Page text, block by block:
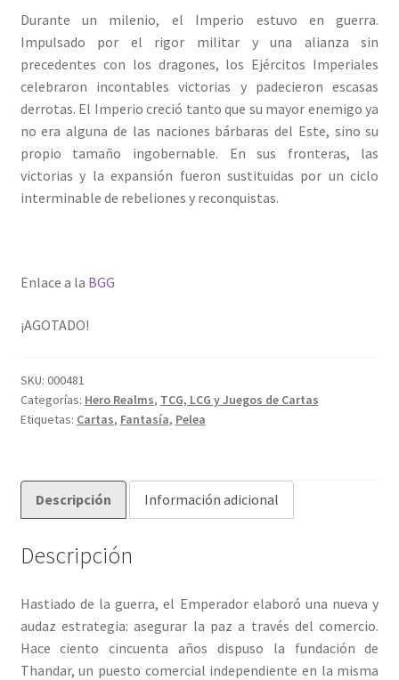
Durante un milenio, el Imperio estuvo en guerra.
Impulsado por el rigor militar y una alianza sin
precedentes con los dragones, los Ejércitos Imperiales
celebraron incontables victorias y padecieron escasas
derrotas. El Imperio creció tanto que su mayor enemigo ya
no era alguna de las naciones bárbaras del Este, sino su
propio tamaño ingobernable. En sus fronteras, las
victorias y la expansión fueron sustituidas por un ciclo
interminable de rebeliones y reconquistas.
Enlace a la BGG
¡AGOTADO!
SKU: 000481
Categorías: Hero Realms, TCG, LCG y Juegos de Cartas
Etiquetas: Cartas, Fantasía, Pelea
Descripción Información adicional
Descripción
Hastiado de la guerra, el Emperador elaboró una nueva y
audaz estrategia: asegurar la paz a través del comercio.
Hace ciento cincuenta años dispuso la fundación de
Thandar, un puesto comercial independiente en la misma